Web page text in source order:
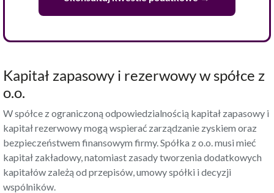
Kapitał zapasowy i rezerwowy w spółce z
o.o.
W spółce z ograniczoną odpowiedzialnością kapitał zapasowy i
kapitał rezerwowy mogą wspierać zarządzanie zyskiem oraz
bezpieczeństwem finansowym firmy. Spółka z o.o . musi mieć
kapitał zakładowy, natomiast zasady tworzenia dodatkowych
kapitałów zależą od przepisów, umowy spółki i decyzji
wspólników.